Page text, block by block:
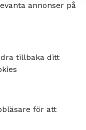
annonser på
tillbaka ditt
för att